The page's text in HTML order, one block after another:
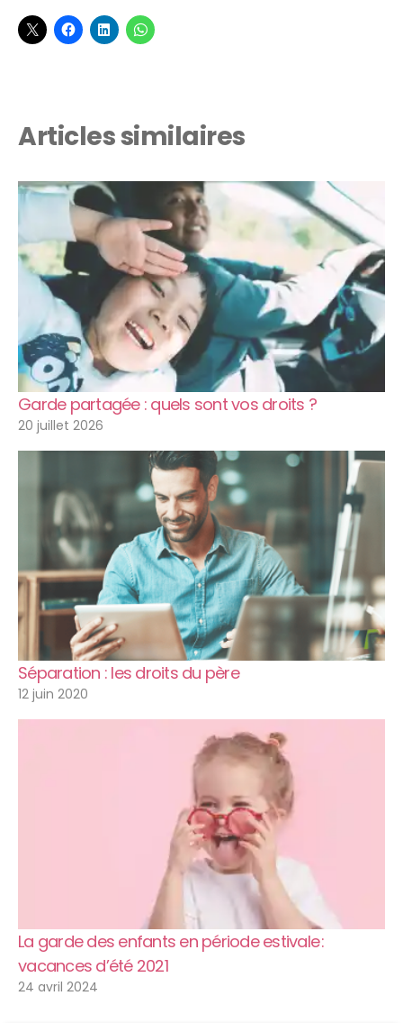
Articles similaires
Garde partagée : quels sont vos droits ?
20 juillet 2026
Séparation : les droits du père
12 juin 2020
La garde des enfants en période estivale :
vacances d’été 2021
24 avril 2024